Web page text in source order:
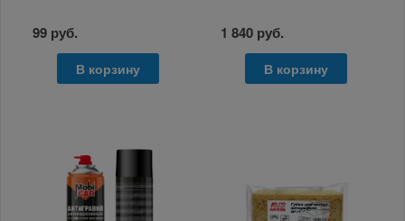
99 руб.
В корзину
1 840 руб.
В корзину